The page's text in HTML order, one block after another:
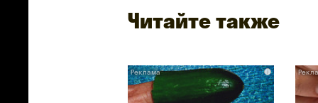
Читайте также
i